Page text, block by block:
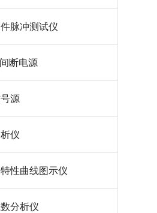
脉冲测试仪
断电源
源
仪
性曲线图示仪
分析仪